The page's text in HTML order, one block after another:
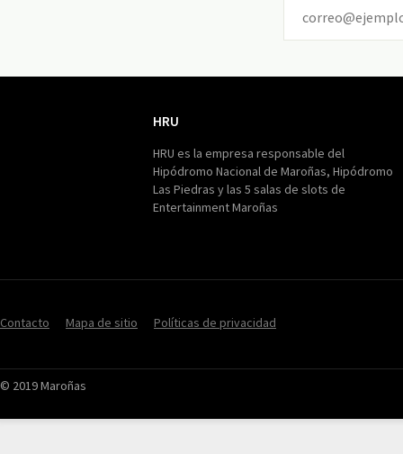
HRU
HRU es la empresa responsable del
Hipódromo Nacional de Maroñas, Hipódromo
Las Piedras y las 5 salas de slots de
Entertainment Maroñas
Contacto Mapa de sitio Políticas de privacidad
© 2019 Maroñas